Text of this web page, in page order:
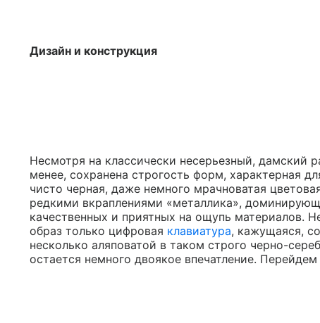
Дизайн и конструкция
Несмотря на классически несерьезный, дамский
менее, сохранена строгость форм, характерная
чисто черная, даже немного мрачноватая
редкими вкраплениями «металлика»,
качественных и приятных на ощупь материалов.
образ только цифровая клавиатура, кажущаяся,
несколько аляповатой в таком строго черно-
остается немного двоякое впечатление.